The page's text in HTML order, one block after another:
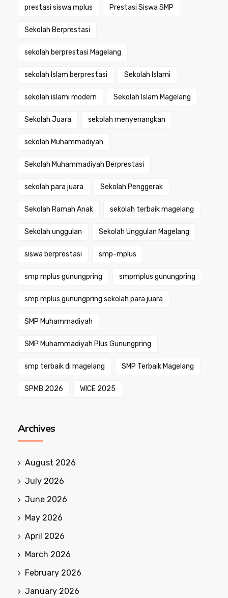
prestasi siswa mplus Prestasi Siswa SMP
Sekolah Berprestasi
sekolah berprestasi Magelang
sekolah Islam berprestasi Sekolah Islami
sekolah islami modern Sekolah Islam Magelang
Sekolah Juara sekolah menyenangkan
sekolah Muhammadiyah
Sekolah Muhammadiyah Berprestasi
sekolah para juara Sekolah Penggerak
Sekolah Ramah Anak sekolah terbaik magelang
Sekolah unggulan Sekolah Unggulan Magelang
siswa berprestasi smp-mplus
smp mplus gunungpring smpmplus gunungpring
smp mplus gunungpring sekolah para juara
SMP Muhammadiyah
SMP Muhammadiyah Plus Gunungpring
smp terbaik di magelang SMP Terbaik Magelang
SPMB 2026 WICE 2025
Archives
August 2026
July 2026
June 2026
May 2026
April 2026
March 2026
February 2026
January 2026